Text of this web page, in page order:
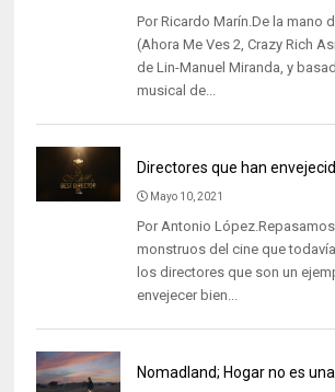
Por Ricardo Marín.De la mano
(Ahora Me Ves 2, Crazy Rich
de Lin-Manuel Miranda, y
musical de...
Directores que han
Mayo 10, 2021
Por Antonio
monstruos del cine que
los directores que son un
envejecer bien...
Nomadland; Hogar no es